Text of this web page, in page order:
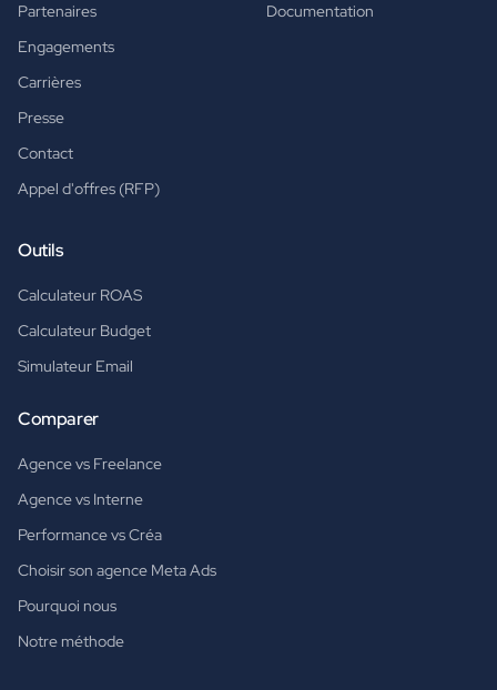
Partenaires
Engagements
Carrières
Presse
Contact
Appel d'offres (RFP)
Documentation
Outils
Calculateur ROAS
Calculateur Budget
Simulateur Email
Comparer
Agence vs Freelance
Agence vs Interne
Performance vs Créa
Choisir son agence Meta Ads
Pourquoi nous
Notre méthode